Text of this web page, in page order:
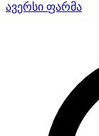
ავერსი ფარმა